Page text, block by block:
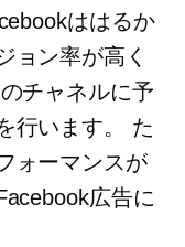
ははるか
ョン率が高く
チャネルに予
行います。 た
ォーマンスが
広告に